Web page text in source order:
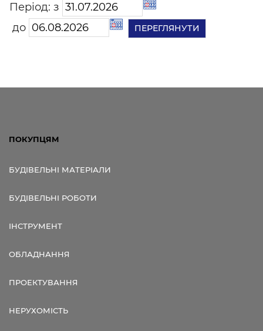
Період: з
до
ПОКУПЦЯМ
БУДІВЕЛЬНІ МАТЕРІАЛИ
БУДІВЕЛЬНІ РОБОТИ
ІНСТРУМЕНТ
ОБЛАДНАННЯ
ПРОЕКТУВАННЯ
НЕРУХОМІСТЬ